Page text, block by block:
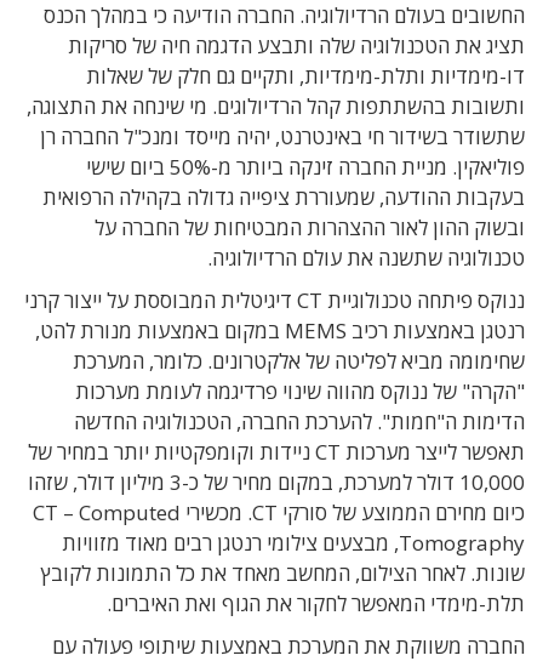
החשובים בעולם הרדיולוגיה. החברה הודיעה כי במהלך הכנס
תציג את הטכנולוגיה שלה ותבצע הדגמה חיה של סריקות
דו-מימדיות ותלת-מימדיות, ותקיים גם חלק של שאלות
ותשובות בהשתתפות קהל הרדיולוגים. מי שינחה את התצוגה,
שתשודר בשידור חי באינטרנט, יהיה מייסד ומנכ"ל החברה רן
פוליאקין. מניית החברה זינקה ביותר מ-50% ביום שישי
בעקבות ההודעה, שמעוררת ציפייה גדולה בקהילה הרפואית
ובשוק ההון לאור ההצהרות המבטיחות של החברה על
טכנולוגיה שתשנה את עולם הרדיולוגיה.
ננוקס פיתחה טכנולוגיית CT דיגיטלית המבוססת על ייצור קרני
רנטגן באמצעות רכיב MEMS במקום באמצעות מנורת להט,
שחימומה מביא לפליטה של אלקטרונים. כלומר, המערכת
"הקרה" של ננוקס מהווה שינוי פרדיגמה לעומת מערכות
הדימות ה"חמות". להערכת החברה, הטכנולוגיה החדשה
תאפשר לייצר מערכות CT ניידות וקומפקטיות יותר במחיר של
10,000 דולר למערכת, במקום מחיר של כ-3 מיליון דולר, שזהו
כיום מחירם הממוצע של סורקי CT. מכשירי CT – Computed
Tomography, מבצעים צילומי רנטגן רבים מאוד מזוויות
שונות. לאחר הצילום, המחשב מאחד את כל התמונות לקובץ
תלת-מימדי המאפשר לחקור את הגוף ואת האיברים.
החברה משווקת את המערכת באמצעות שיתופי פעולה עם